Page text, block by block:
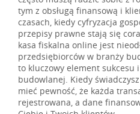
tym z obsługą finansową i
czasach, kiedy cyfryzacja
przepisy prawne stają się
kasa fiskalna online jest
przedsiębiorców w branży
to kluczowy element
budowlanej. Kiedy
mieć pewność, że każda
rejestrowana, a dane